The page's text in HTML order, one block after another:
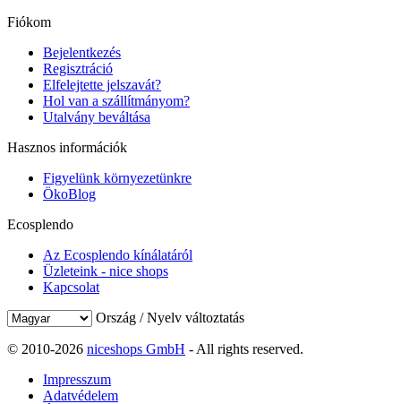
Fiókom
Bejelentkezés
Regisztráció
Elfelejtette jelszavát?
Hol van a szállítmányom?
Utalvány beváltása
Hasznos információk
Figyelünk környezetünkre
ÖkoBlog
Ecosplendo
Az Ecosplendo kínálatáról
Üzleteink - nice shops
Kapcsolat
Ország / Nyelv változtatás
© 2010-2026 niceshops GmbH - All rights reserved.
Impresszum
Adatvédelem